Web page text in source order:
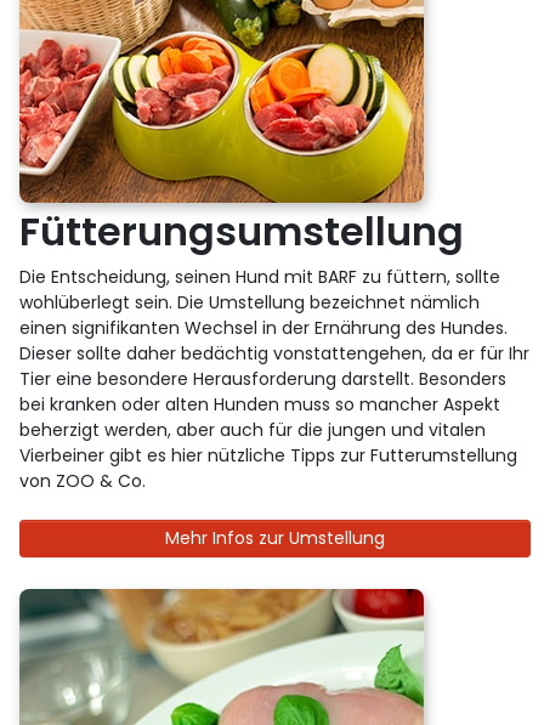
Fütterungsumstellung
Die Entscheidung, seinen Hund mit BARF zu füttern, sollte
wohlüberlegt sein. Die Umstellung bezeichnet nämlich
einen signifikanten Wechsel in der Ernährung des Hundes.
Dieser sollte daher bedächtig vonstattengehen, da er für Ihr
Tier eine besondere Herausforderung darstellt. Besonders
bei kranken oder alten Hunden muss so mancher Aspekt
beherzigt werden, aber auch für die jungen und vitalen
Vierbeiner gibt es hier nützliche Tipps zur Futterumstellung
von ZOO & Co.
Mehr Infos zur Umstellung